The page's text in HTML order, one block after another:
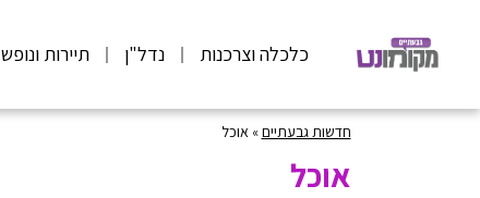
כלכלה וצרכנות נדל"ן תיירות ונופש
חדשות גבעתיים» אוכל
אוכל